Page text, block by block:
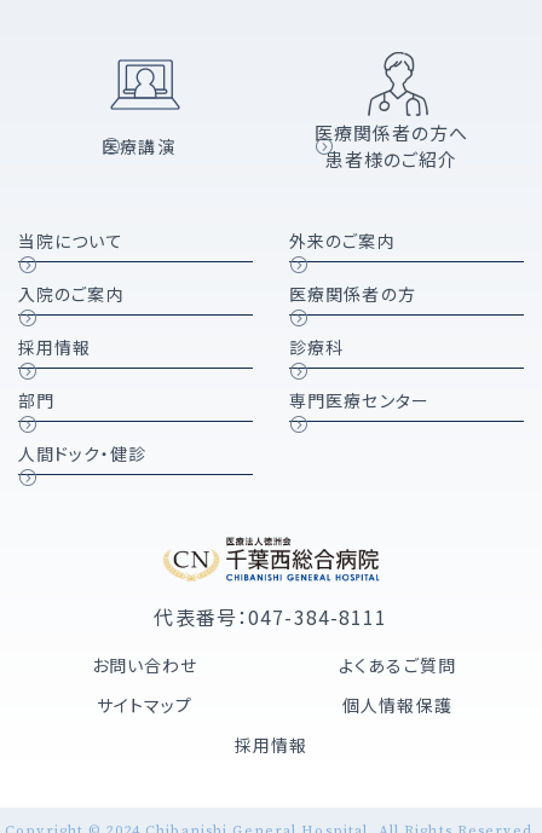
医療講演
医療関係者の方へ
患者様のご紹介
当院について 外来のご案内
入院のご案内 医療関係者の方
採用情報 診療科
部門 専門医療センター
人間ドック・健診
代表番号：047-384-8111
お問い合わせ
よくあるご質問
サイトマップ
個人情報保護
採用情報